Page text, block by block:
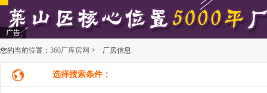
广告
您的当前位置： 360厂库房网 > 厂房信息
选择搜索条件：